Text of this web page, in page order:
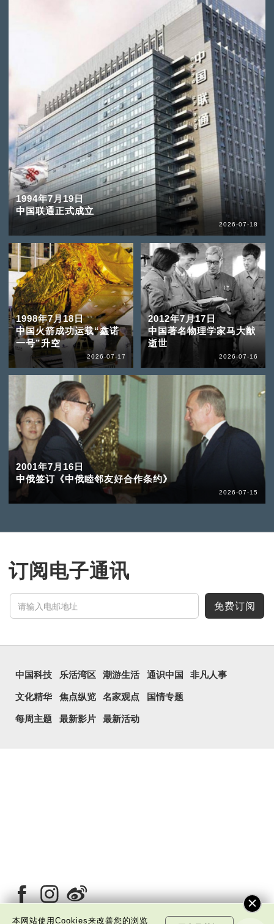
1994年7月19日
中国联通正式成立
2026-07-18
1998年7月18日
中国火箭成功运载“鑫诺
一号”升空
2026-07-17
2012年7月17日
中国著名物理学家马大猷
逝世
2026-07-16
2001年7月16日
中俄签订《中俄睦邻友好合作条约》
2026-07-15
订阅电子通讯
免费订阅
中国科技 乐活湾区 潮游生活 通识中国 非凡人事
文化精华 焦点纵览 名家观点 国情专题
每周主题 最新影片 最新活动
本网站使用Cookies来改善您的浏览